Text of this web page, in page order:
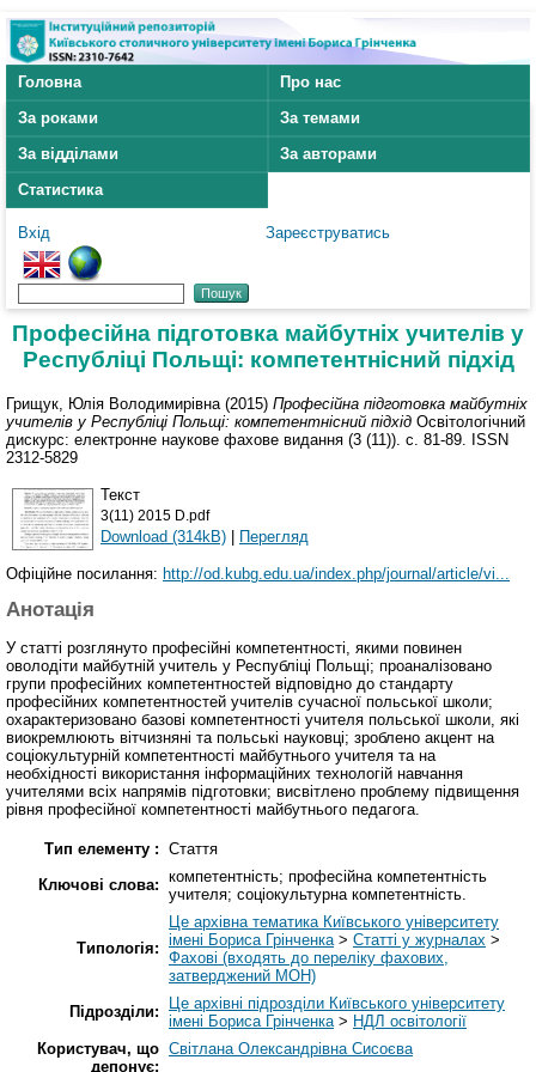
Головна
Про нас
За роками
За темами
За відділами
За авторами
Статистика
Вхід Зареєструватись
Професійна підготовка майбутніх учителів у
Республіці Польщі: компетентнісний підхід
Грищук, Юлія Володимирівна (2015) Професійна підготовка майбутніх
учителів у Республіці Польщі: компетентнісний підхід Освітологічний
дискурс: електронне наукове фахове видання (3 (11)). с. 81-89. ISSN
2312-5829
Текст
3(11) 2015 D.pdf
Download (314kB) | Перегляд
Офіційне посилання: http://od.kubg.edu.ua/index.php/journal/article/vi...
Анотація
У статті розглянуто професійні компетентності, якими повинен
оволодіти майбутній учитель у Республіці Польщі; проаналізовано
групи професійних компетентностей відповідно до стандарту
професійних компетентностей учителів сучасної польської школи;
охарактеризовано базові компетентності учителя польської школи, які
виокремлюють вітчизняні та польські науковці; зроблено акцент на
соціокультурній компетентності майбутнього учителя та на
необхідності використання інформаційних технологій навчання
учителями всіх напрямів підготовки; висвітлено проблему підвищення
рівня професійної компетентності майбутнього педагога.
Тип елементу : Стаття
Ключові слова: компетентність; професійна компетентність
учителя; соціокультурна компетентність.
Типологія:
Це архівна тематика Київського університету
імені Бориса Грінченка> Статті у журналах >
Фахові (входять до переліку фахових,
затверджений МОН)
Підрозділи:
Це архівні підрозділи Київського університету
імені Бориса Грінченка> НДЛ освітології
Користувач, що
депонує:
Світлана Олександрівна Сисоєва